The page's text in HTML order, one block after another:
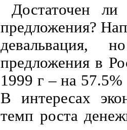
Достаточен ли
предложения?
девальвация,
предложения в
1999 г – на
В интересах
темп роста